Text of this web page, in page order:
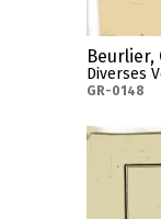
Beurlier,
Diverses
GR-0148